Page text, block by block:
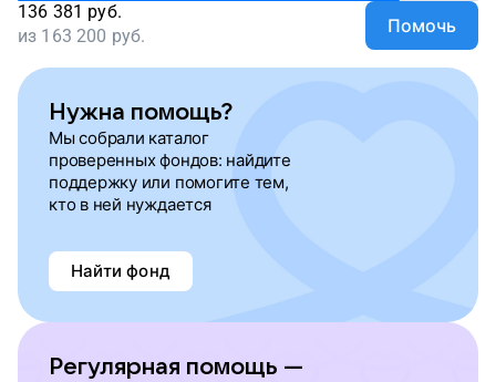
136 381 руб.
из 163 200 руб. Помочь
Нужна помощь?
Мы собрали каталог
проверенных фондов: найдите
поддержку или помогите тем,
кто в ней нуждается
Найти фонд
Регулярная помощь —